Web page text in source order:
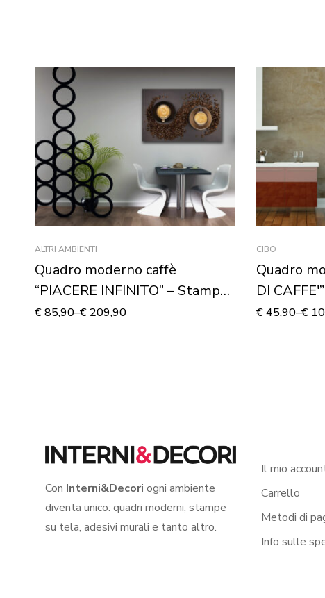
ALTRI AMBIENTI
Quadro moderno caffè
“PIACERE INFINITO” – Stampa
su tela
€85,90–€ 209,90
CIBO
Quadro
DI
€45,90–€
Con Interni&Decori ogni ambiente
diventa unico: quadri moderni, stampe
su tela, adesivi murali e tanto altro.
Il mio
Carrello
Metodi di
Info sulle